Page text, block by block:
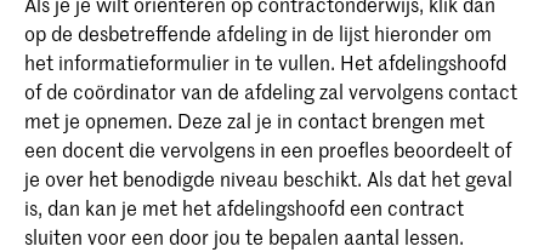
op de desbetreffende afdeling in de lijst hieronder om
het informatieformulier in te vullen. Het afdelingshoofd
of de coördinator van de afdeling zal vervolgens contact
met je opnemen. Deze zal je in contact brengen met
een docent die vervolgens in een proefles beoordeelt of
je over het benodigde niveau beschikt. Als dat het geval
is, dan kan je met het afdelingshoofd een contract
sluiten voor een door jou te bepalen aantal lessen.